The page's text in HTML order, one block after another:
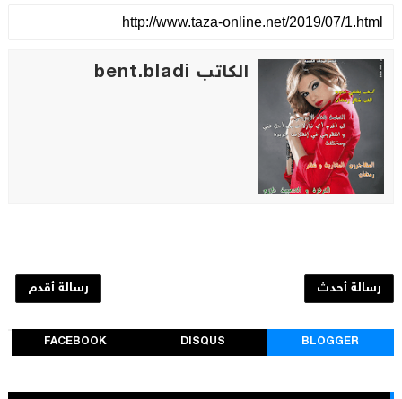
الكاتب bent.bladi
رسالة أحدث رسالة أقدم
BLOGGER
DISQUS
FACEBOOK